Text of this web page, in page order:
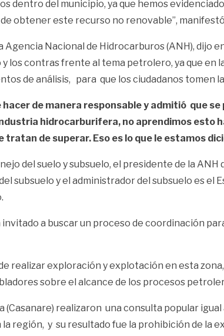
dentro del municipio, ya que hemos
obtener este recurso no renovable”,
Nacional de Hidrocarburos (ANH), dijo
los contras frente al tema petrolero, ya que en
de análisis, para que los ciudadanos tomen
de manera responsable y admitió que
hidrocarburifera, no aprendimos esto
de superar. Eso es lo que le estamos
del suelo y subsuelo, el presidente de la
subsuelo y el administrador del subsuelo es
a buscar un proceso de coordinación
realizar exploración y explotación en esta
sobre el alcance de los procesos
realizaron una consulta popular
región, y su resultado fue la prohibición de la